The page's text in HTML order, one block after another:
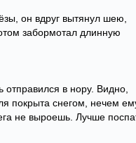
он вдруг вытянул шею,
забормотал длинную
отправился в нору. Видно,
покрыта снегом, нечем
не выроешь. Лучше